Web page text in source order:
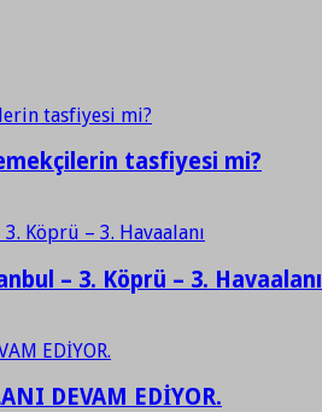
tasfiyesi mi?
– 3. Köprü – 3. Havaalanı
DEVAM EDİYOR.